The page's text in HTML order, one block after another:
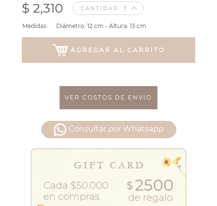
$ 2,310 CANTIDAD
Medidas: Diámetro: 12 cm - Altura: 13 cm
AGREGAR AL CARRITO
VER COSTOS DE ENVÍO
Consultar por Whatsapp